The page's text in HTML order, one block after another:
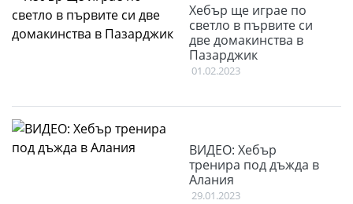
Хебър ще играе по
светло в първите си
две домакинства в
Пазарджик
01.02.2023
ВИДЕО: Хебър
тренира под дъжда в
Алания
29.01.2023